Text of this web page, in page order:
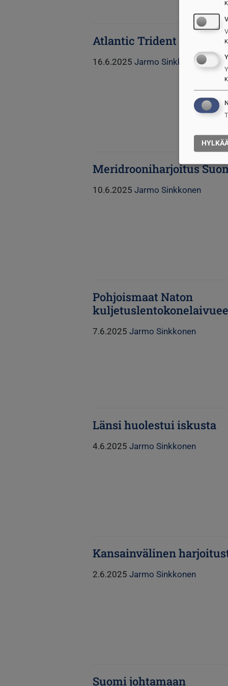
Atlantic Trident 25
16.6.2025 Jarmo Sinkkonen
Meridrooniharjoitus
10.6.2025 Jarmo Sinkkonen
Pohjoismaat Naton
7.6.2025 Jarmo Sinkkonen
Länsi huolestui iskusta
4.6.2025 Jarmo Sinkkonen
Kansainvälinen
2.6.2025 Jarmo Sinkkonen
Suomi johtamaan